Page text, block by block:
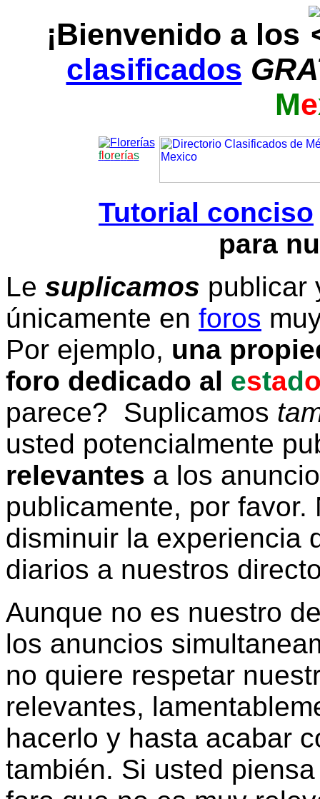
¡Bienvenido a los
clasificados
Me
florerías
Tutorial conciso
para
Le suplicamos publicar
únicamente en foros
Por ejemplo, una
foro dedicado al estad
parece? Suplicamos
usted potencialmente
relevantes a los
publicamente, por
disminuir la experiencia
diarios a nuestros
Aunque no es nuestro
los anuncios
no quiere respetar
relevantes,
hacerlo y hasta acabar
también. Si usted